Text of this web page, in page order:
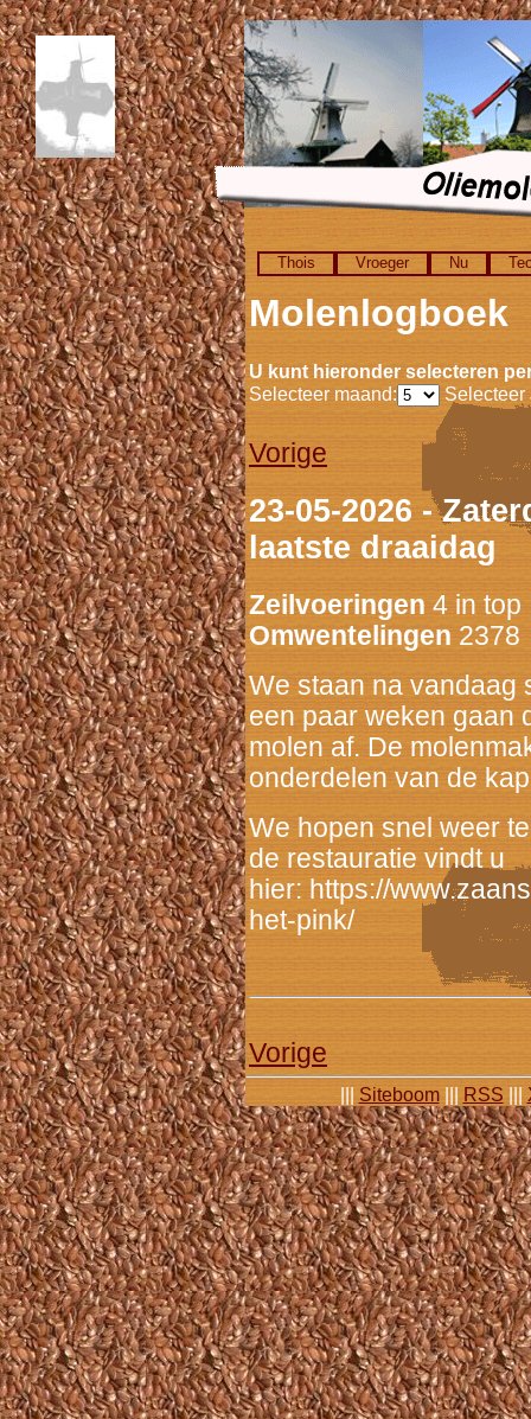
Thois Vroeger Nu
Molenlogboek
U kunt hieronder selecteren
Selecteer maand:
Selecteer
Vorige
23-05-2026 -
laatste draaidag
Zeilvoeringen 4 in top
Omwentelingen 2378
We staan na vandaag
een paar weken gaan
molen af. De
onderdelen van de
We hopen snel weer
de restauratie vindt u
hier: https://
het-pink/
Vorige
Siteboom||| RSS